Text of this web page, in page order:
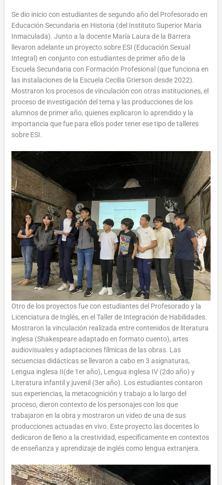
Se dio inicio con estudiantes de segundo año del Profesorado en
Educación Secundaria en Historia (del Instituto Superior María
Inmaculada). Junto a la docente María Laura de la Barrera
llevaron adelante un proyecto sobre ESI (Educación Sexual
Integral) en conjunto con estudiantes de primer año de la
Escuela Secundaria con Formación Profesional (que funciona en
las instalaciones de la Escuela Cecilia Grierson desde 2022).
Mostraron los procesos de vinculación con otras instituciones, el
proceso de investigación del tema y las producciones de los
alumnos de primer año, quienes explicaron lo aprendido y la
importancia que fue para ellos poder tener ese tipo de talleres
sobre ESI.
Otro de los proyectos fue con estudiantes del Profesorado y la
Licenciatura de Inglés, en el Taller de Integración de Habilidades.
Mostraron la vinculación realizada entre contenidos de literatura
inglesa (Shakespeare adaptado en formato cuento), artes
audiovisuales y adaptaciones fílmicas de las obras. Las
secuencias didácticas se llevaron a cabo en 3 asignaturas,
Lengua inglesa II(de 1er año), Lengua inglesa IV (2do año) y
Literatura infantil y juvenil (3er año). Los estudiantes contaron
sus experiencias, la metacognición y trabajo a lo largo del
proceso, dieron contexto de los personajes con los que
trabajaron en la obra y mostraron un video de una de sus
producciones actuadas en vivo. Este proyecto las docentes lo
dedicaron de lleno a la creatividad, específicamente en contextos
de enseñanza y aprendizaje de inglés como lengua extranjera.